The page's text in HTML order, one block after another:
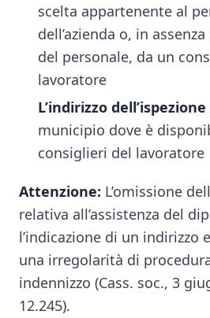
scelta appartenente al
dell’azienda o, in
del personale, da un
lavoratore
L’indirizzo
municipio dove è
consiglieri del lavoratore
Attenzione: L’omissione
relativa all’assistenza del
l’indicazione di un indirizzo
una irregolarità di
indennizzo (Cass. soc., 3
12.245).